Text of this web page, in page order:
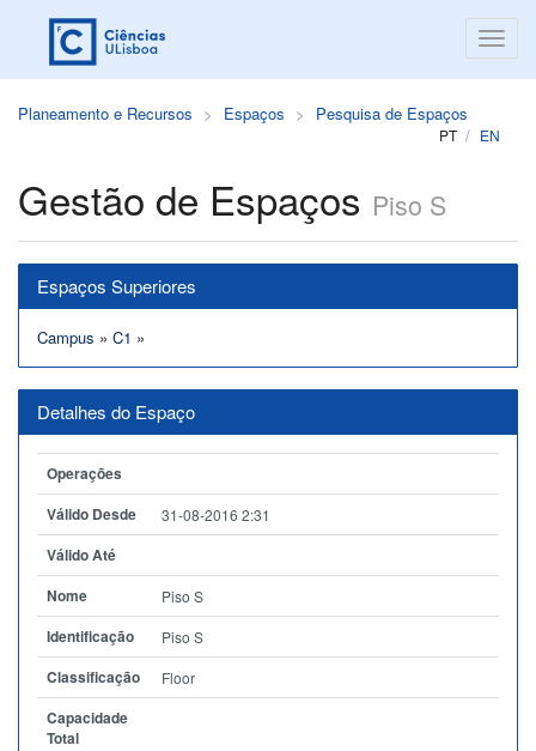
Planeamento e Recursos Espaços Pesquisa de Espaços
PT EN
Gestão de Espaços Piso S
Espaços Superiores
Campus » C1 »
Detalhes do Espaço
Operações
Válido Desde
31-08-2016 2:31
Válido Até
Nome
Piso S
Identificação Piso S
Classificação Floor
Capacidade
Total